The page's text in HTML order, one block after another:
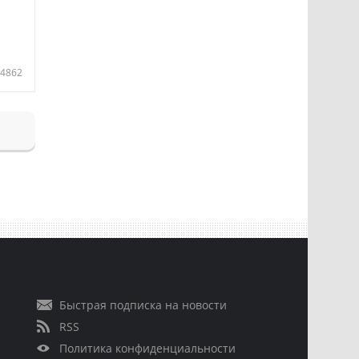
4862
Быстрая подписка на новости
RSS
Политика конфиденциальности